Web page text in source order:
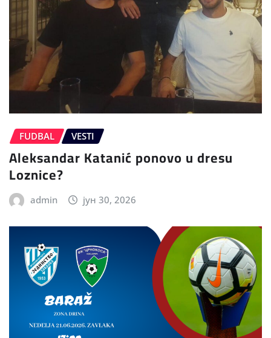
FUDBAL VESTI
Aleksandar Katanić ponovo u dresu
Loznice?
admin јун 30, 2026